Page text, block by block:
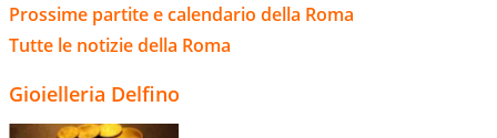
Prossime partite e calendario della Roma
Tutte le notizie della Roma
Gioielleria Delfino